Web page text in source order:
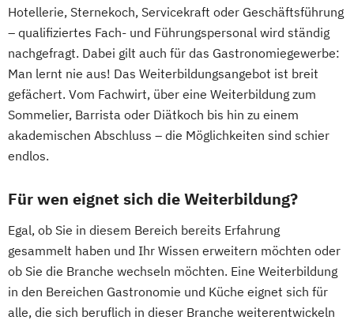
Hotellerie, Sternekoch, Servicekraft oder Geschäftsführung
– qualifiziertes Fach- und Führungspersonal wird ständig
nachgefragt. Dabei gilt auch für das Gastronomiegewerbe:
Man lernt nie aus! Das Weiterbildungsangebot ist breit
gefächert. Vom Fachwirt, über eine Weiterbildung zum
Sommelier, Barrista oder Diätkoch bis hin zu einem
akademischen Abschluss – die Möglichkeiten sind schier
endlos.
Für wen eignet sich die Weiterbildung?
Egal, ob Sie in diesem Bereich bereits Erfahrung
gesammelt haben und Ihr Wissen erweitern möchten oder
ob Sie die Branche wechseln möchten. Eine Weiterbildung
in den Bereichen Gastronomie und Küche eignet sich für
alle, die sich beruflich in dieser Branche weiterentwickeln